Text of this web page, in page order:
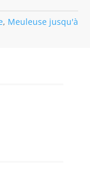
, Meuleuse jusqu'à